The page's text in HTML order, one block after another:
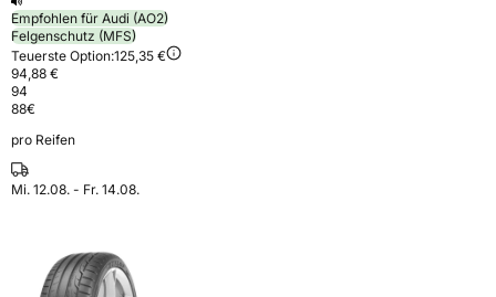
Empfohlen für Audi (AO2)
Felgenschutz (MFS)
Teuerste Option:125,35 €
94,88 €
94
88€
pro Reifen
Mi. 12.08. - Fr. 14.08.